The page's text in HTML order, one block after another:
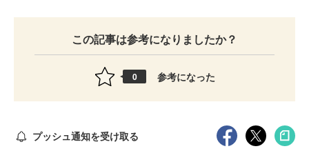
この記事は参考になりましたか？
0 参考になった
プッシュ通知を受け取る